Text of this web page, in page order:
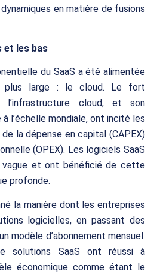
en matière de fusions
et les bas
du SaaS a été alimentée
plus large : le cloud. Le fort
l’infrastructure cloud, et son
l’échelle mondiale, ont incité les
la dépense en capital (CAPEX)
(OPEX). Les logiciels SaaS
et ont bénéficié de cette
profonde.
la manière dont les entreprises
logicielles, en passant des
modèle d’abonnement mensuel.
solutions SaaS ont réussi à
économique comme étant le